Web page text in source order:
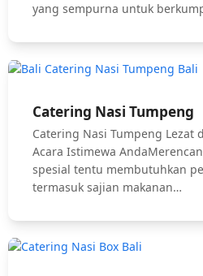
yang sempurna untuk
Catering Nasi Tumpeng
Catering Nasi Tumpeng Lezat
Acara Istimewa
spesial tentu membutuhkan
termasuk sajian makanan…